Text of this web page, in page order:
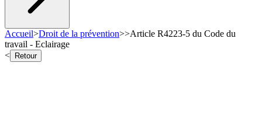
Accueil>Droit de la prévention>>Article R4223-5 du Code du
travail - Eclairage
<
Retour